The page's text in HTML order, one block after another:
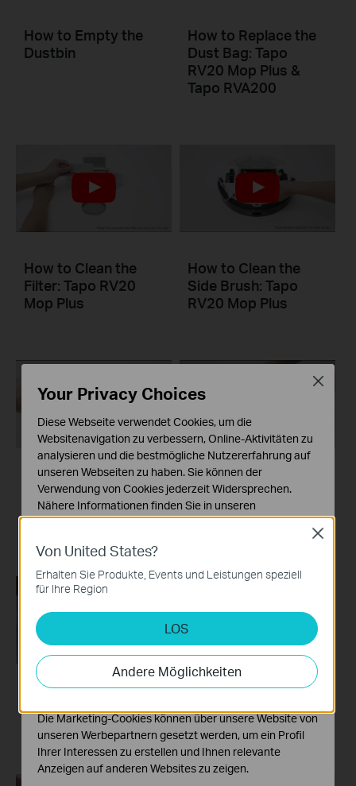
How to Empty the
Dustbin
How to Replace the
Dust Bag: Tapo
RV20 Mop Plus &
Tapo RVA200
How to Clean the
Filter: Tapo RV20
Mop Plus
How to Clean the
Side Brush: Tapo
RV20 Mop Plus
How to Clean the
Main Brush: Tapo
RV20 Mop Plus
How to Clean the
Mop Cloth
and Sensors
Charging Contacts
Von United States?
Erhalten Sie Produkte, Events und Leistungen speziell
für Ihre Region
LOS
Andere Möglichkeiten
Close
Your Privacy Choices
Diese Webseite verwendet Cookies, um die
Websitenavigation zu verbessern, Online-Aktivitäten zu
analysieren und die bestmögliche Nutzererfahrung auf
unseren Webseiten zu haben. Sie können der
Verwendung von Cookies jederzeit Widersprechen.
Nähere Informationen finden Sie in unseren
Datenschutzhinweisen.
Notwendige Cookies
erforderlich und können in Ihren Systemen nicht
Analyse- und Marketing-Cookies
Analyse-Cookies ermöglichen es uns, Ihre Aktivitäten
auf unserer Website zu analysieren, um die
Funktionsweise unserer Website zu verbessern und
Die Marketing-Cookies können über unsere Website von
unseren Werbepartnern gesetzt werden, um ein Profil
Ihrer Interessen zu erstellen und Ihnen relevante
Anzeigen auf anderen Websites zu zeigen.
Close